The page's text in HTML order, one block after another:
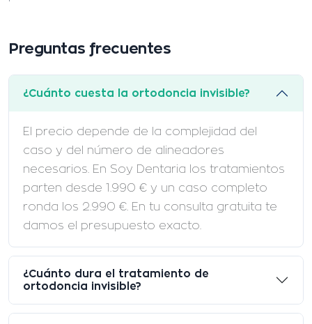
Preguntas frecuentes
¿Cuánto cuesta la ortodoncia invisible?
El precio depende de la complejidad del
caso y del número de alineadores
necesarios. En Soy Dentaria los tratamientos
parten desde 1.990 € y un caso completo
ronda los 2.990 €. En tu consulta gratuita te
damos el presupuesto exacto.
¿Cuánto dura el tratamiento de
ortodoncia invisible?